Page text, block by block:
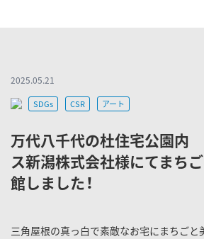
2025.05.21
SDGs CSR アート
万代八千代の杜住宅公園内
ス新潟株式会社様にてまち
館しました！
三角屋根の真っ白で素敵なお宅にまちごと